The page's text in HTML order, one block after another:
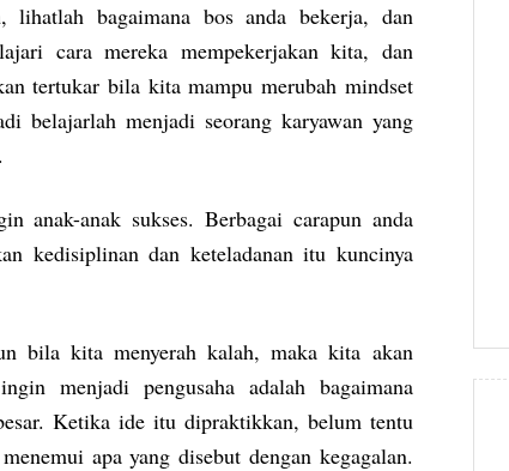
lihatlah bagaimana bos anda bekerja, dan
cara mereka mempekerjakan kita, dan
tertukar bila kita mampu merubah mindset
belajarlah menjadi seorang karyawan yang
anak-anak sukses. Berbagai carapun anda
kedisiplinan dan keteladanan itu kuncinya
bila kita menyerah kalah, maka kita akan
menjadi pengusaha adalah bagaimana
Ketika ide itu dipraktikkan, belum tentu
apa yang disebut dengan kegagalan.